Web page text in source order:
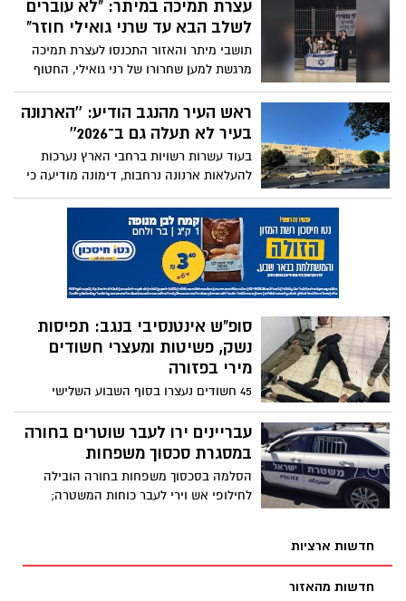
מהמקום – ואותר זמן קצר לאחר מכן כשהוא
ברכבו.
עצרת תמיכה במיתר: "לא עוברים
לשלב הבא עד שרני גואילי חוזר"
תושבי מיתר והאזור התכנסו לעצרת תמיכה
מרגשת למען שחרורו של רני גואילי, החטוף
האחרון בעזה, בעוד משפחתו ממשיכה לקרוא
לציבור להיאבק עד שובו הביתה.
ראש העיר מהנגב הודיע: ''הארנונה
בעיר לא תעלה גם ב־2026''
בעוד עשרות רשויות ברחבי הארץ נערכות
להעלאות ארנונה נרחבות, דימונה מודיעה כי
תשמור על התעריפים הקיימים ותגן על
התושבים מהתייקרויות נוספות.
סופ"ש אינטנסיבי בנגב: תפיסות
נשק, פשיטות ומעצרי חשודים
מירי בפזורה
45 חשודים נעצרו בסוף השבוע השלישי
למבצע סדר חדש בנגב; כלי נשק, תחמושת
ורחפן עם אקדחים נתפסו בפשיטות נרחבות
של כוחות המשטרה.
עבריינים ירו לעבר שוטרים בחורה
במסגרת סכסוך משפחות
הסלמה בסכסוך משפחות בחורה הובילה
לחילופי אש וירי לעבר כוחות המשטרה;
חדשות ארציות
חדשות מהאזור